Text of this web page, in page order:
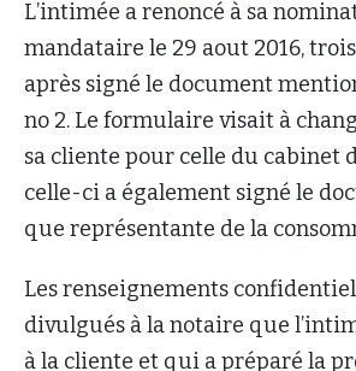
L’intimée a renoncé à sa
mandataire le 29 aout 2016,
après signé le document
no 2. Le formulaire visait à
sa cliente pour celle du cabinet
celle-ci a également signé le
que représentante de la
Les renseignements
divulgués à la notaire que
à la cliente et qui a préparé la